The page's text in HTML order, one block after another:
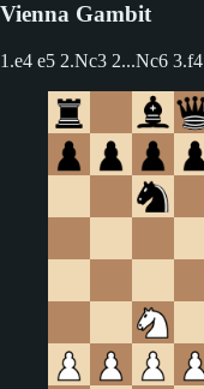
Vienna Gambit
1.e4 e5 2.Nc3 2...Nc6 3.f4